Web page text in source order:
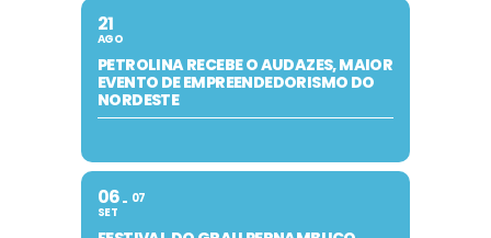
21
AGO
PETROLINA RECEBE O AUDAZES, MAIOR
EVENTO DE EMPREENDEDORISMO DO
NORDESTE
06
SET
07